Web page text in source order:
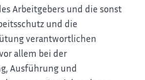
Arbeitgebers und die sonst
und die
verantwortlichen
vor allem bei der
Ausführung und